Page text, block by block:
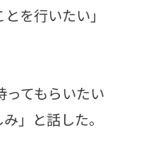
を行いたい」
てもらいたい
」と話した。